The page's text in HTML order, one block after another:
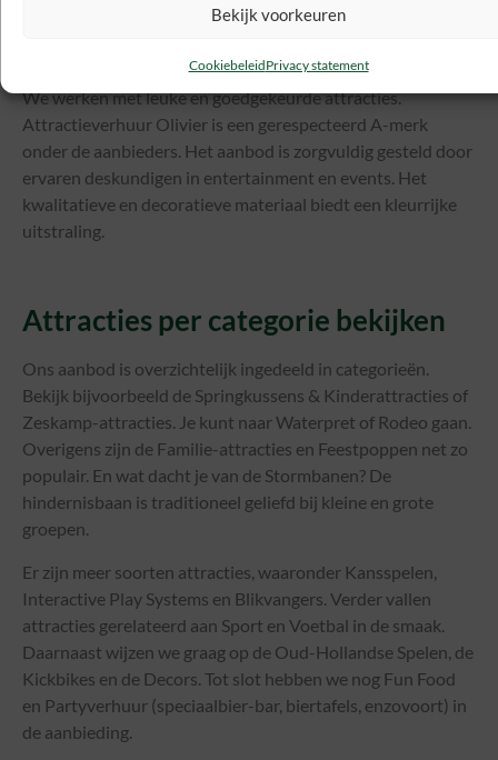
Bekijk voorkeuren
CookiebeleidPrivacy statement
grote feesten, campings en zeskampen. Topplezier met
We werken met leuke en goedgekeurde attracties.
Attractieverhuur Olivier is een gerespecteerd A-merk
onder de aanbieders. Het aanbod is zorgvuldig gesteld door
ervaren deskundigen in entertainment en events. Het
kwalitatieve en decoratieve materiaal biedt een kleurrijke
uitstraling.
Attracties per categorie bekijken
Ons aanbod is overzichtelijk ingedeeld in categorieën.
Bekijk bijvoorbeeld de Springkussens & Kinderattracties of
Zeskamp-attracties. Je kunt naar Waterpret of Rodeo gaan.
Overigens zijn de Familie-attracties en Feestpoppen net zo
populair. En wat dacht je van de Stormbanen? De
hindernisbaan is traditioneel geliefd bij kleine en grote
groepen.
Er zijn meer soorten attracties, waaronder Kansspelen,
Interactive Play Systems en Blikvangers. Verder vallen
attracties gerelateerd aan Sport en Voetbal in de smaak.
Daarnaast wijzen we graag op de Oud-Hollandse Spelen, de
Kickbikes en de Decors. Tot slot hebben we nog Fun Food
en Partyverhuur (speciaalbier-bar, biertafels, enzovoort) in
de aanbieding.